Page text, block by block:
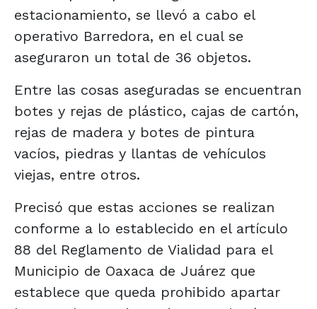
estacionamiento, se llevó a cabo el
operativo Barredora, en el cual se
aseguraron un total de 36 objetos.
Entre las cosas aseguradas se encuentran
botes y rejas de plástico, cajas de cartón,
rejas de madera y botes de pintura
vacíos, piedras y llantas de vehículos
viejas, entre otros.
Precisó que estas acciones se realizan
conforme a lo establecido en el artículo
88 del Reglamento de Vialidad para el
Municipio de Oaxaca de Juárez que
establece que queda prohibido apartar